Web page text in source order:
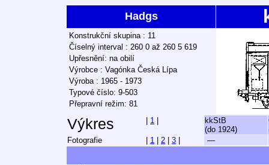
Hadgs
Konstrukční skupina : 11
Číselný interval : 260 0 až 260 5 619
Upřesnění: na obilí
Výrobce : Vagónka Česká Lípa
Výroba : 1965 - 1973
Typové číslo: 9-503
Přepravní režim: 81
Výkres 1
kkStB
(do 1924)
Fotografie
1 2 3 —